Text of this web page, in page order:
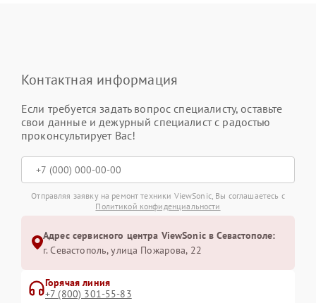
Контактная информация
Если требуется задать вопрос специалисту, оставьте
свои данные и дежурный специалист с радостью
проконсультирует Вас!
Отправляя заявку на ремонт техники ViewSonic, Вы соглашаетесь с
Политикой конфиденциальности
Адрес сервисного центра ViewSonic в Севастополе:
г. Севастополь, улица Пожарова, 22
Горячая линия
+7 (800) 301-55-83